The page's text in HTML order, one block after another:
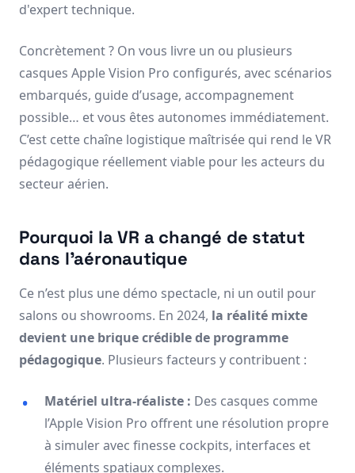
d'expert technique.
Concrètement ? On vous livre un ou plusieurs
casques Apple Vision Pro configurés, avec scénarios
embarqués, guide d’usage, accompagnement
possible… et vous êtes autonomes immédiatement.
C’est cette chaîne logistique maîtrisée qui rend le VR
pédagogique réellement viable pour les acteurs du
secteur aérien.
Pourquoi la VR a changé de statut
dans l’aéronautique
Ce n’est plus une démo spectacle, ni un outil pour
salons ou showrooms. En 2024, la réalité mixte
devient une brique crédible de programme
pédagogique. Plusieurs facteurs y contribuent :
Matériel ultra-réaliste : Des casques comme
l’Apple Vision Pro offrent une résolution propre
à simuler avec finesse cockpits, interfaces et
éléments spatiaux complexes.